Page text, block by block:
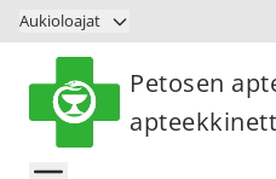
Siirry sisältöön
Aukioloajat
Petosen